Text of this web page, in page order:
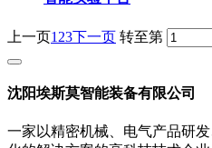
上一页1 23下一页 转至第
沈阳埃斯莫智能装备有限公司
一家以精密机械、电气产品研